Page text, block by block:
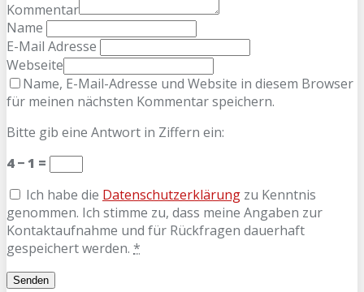
Kommentar
Name
E-Mail Adresse
Webseite
Name, E-Mail-Adresse und Website in diesem Browser
für meinen nächsten Kommentar speichern.
Bitte gib eine Antwort in Ziffern ein:
4 − 1 =
Ich habe die Datenschutzerklärung zu Kenntnis
genommen. Ich stimme zu, dass meine Angaben zur
Kontaktaufnahme und für Rückfragen dauerhaft
gespeichert werden. *